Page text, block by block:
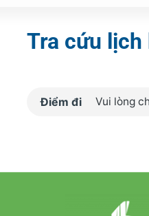
Tra cứu lịch
Điểm đi